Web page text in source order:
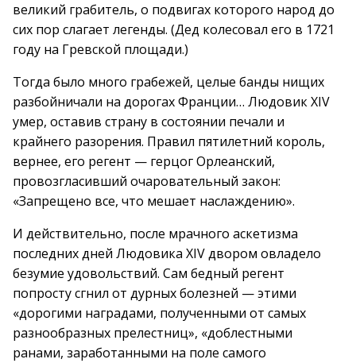
великий грабитель, о подвигах которого народ до
сих пор слагает легенды. (Дед колесовал его в 1721
году на Гревской площади.)
Тогда было много грабежей, целые банды нищих
разбойничали на дорогах Франции… Людовик XIV
умер, оставив страну в состоянии печали и
крайнего разорения. Правил пятилетний король,
вернее, его регент — герцог Орлеанский,
провозгласивший очаровательный закон:
«Запрещено все, что мешает наслаждению».
И действительно, после мрачного аскетизма
последних дней Людовика XIV двором овладело
безумие удовольствий. Сам бедный регент
попросту сгнил от дурных болезней — этими
«дорогими наградами, полученными от самых
разнообразных прелестниц», «доблестными
ранами, заработанными на поле самого